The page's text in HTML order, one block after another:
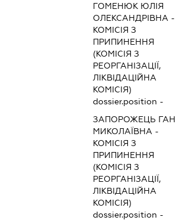
ГОМЕНЮК ЮЛІЯ
ОЛЕКСАНДРІВНА -
КОМІСІЯ З
ПРИПИНЕННЯ
(КОМІСІЯ З
РЕОРГАНІЗАЦІЇ,
ЛІКВІДАЦІЙНА
КОМІСІЯ)
dossier.position -
ЗАПОРОЖЕЦЬ
МИКОЛАЇВНА -
КОМІСІЯ З
ПРИПИНЕННЯ
(КОМІСІЯ З
РЕОРГАНІЗАЦІЇ,
ЛІКВІДАЦІЙНА
КОМІСІЯ)
dossier.position -